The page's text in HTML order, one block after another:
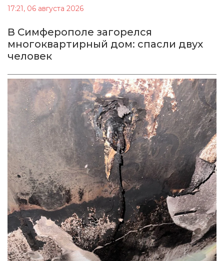
17:21, 06 августа 2026
В Симферополе загорелся
многоквартирный дом: спасли двух
человек